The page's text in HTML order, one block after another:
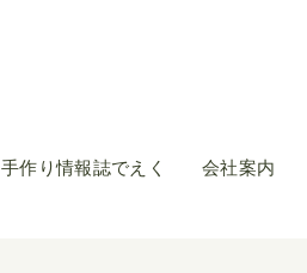
手作り情報誌でえく 会社案内